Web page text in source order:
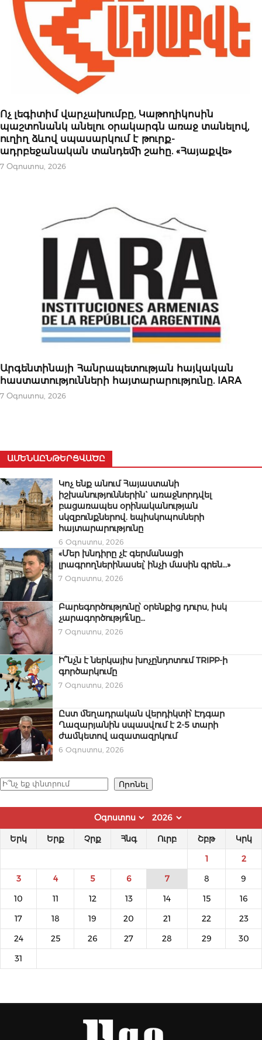
ԿԱՐԵՎՈՐԸ
Ոչ լեգիտիմ վարչախումբը, Կաթողիկոսին
պաշտոնանկ անելու օրակարգն առաջ տանելով,
ուղիղ ձևով սպասարկում է թուրք-
ադրբեջանական տանդեմի շահը. «Հայաքվե»
7 Օգոստոս, 2026
ԿԱՐԵՎՈՐԸ
Արգենտինայի Հանրապետության հայկական
հաստատությունների հայտարարությունը. IARA
7 Օգոստոս, 2026
ԱՄԵՆԱԸՆԹԵՐՑՎԱԾԸ
Կոչ ենք անում Հայաստանի
իշխանություններին` առաջնորդվել
բացառապես օրինականության
սկզբունքներով. եպիսկոպոսների
հայտարարությունը
6 Օգոստոս, 2026
«Մեր խնդիրը չէ գերմանացի
լրագրողներինասել՝ ինչի մասին գրեն…»
7 Օգոստոս, 2026
Բարեգործությունը՝ օրենքից դուրս, իսկ
չարագործությո՞ւնը…
7 Օգոստոս, 2026
Ի՞նչն է ներկայիս խոչընդոտում TRIPP-ի
գործարկումը
7 Օգոստոս, 2026
Ըստ մեղադրական վերդիկտի՝ Էդգար
Ղազարյանին սպասվում է 2-5 տարի
ժամկետով ազատազրկում
6 Օգոստոս, 2026
Որոնել Որոնել
Երկ Երք Չրք Հնգ Ուրբ Շբթ Կրկ
1 2
3 4 5 6 7 8 9
10 11 12 13 14 15 16
17 18 19 20 21 22 23
24 25 26 27 28 29 30
31